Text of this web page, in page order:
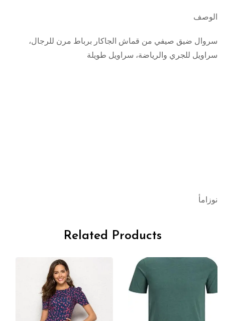
الوصف
سروال ضيق صيفي من قماش الجاكار برباط مرن للرجال،
سراويل للجري والرياضة، سراويل طويلة
نوزامأ
Related Products